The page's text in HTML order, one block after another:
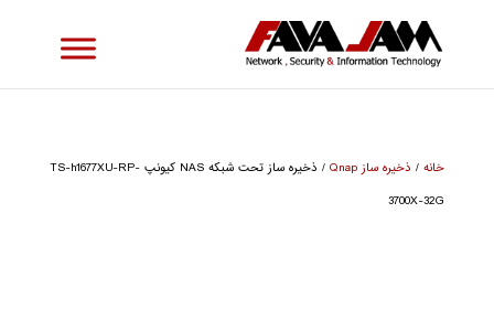
خانه/ ذخیره ساز Qnap
/ ذخیره ساز تحت شبکه NAS کیونپ TS-h1677XU-RP-
3700X-32G